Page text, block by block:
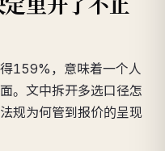
159%，意味着一个人
。文中拆开多选口径怎
规为何管到报价的呈现